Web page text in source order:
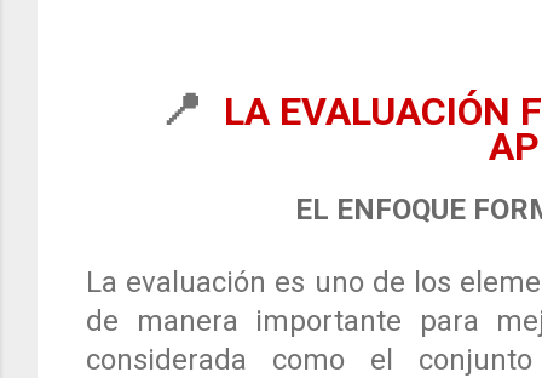
📍 LA EVALUACIÓN
EL ENFOQUE
La evaluación es uno de los
de manera importante para
considerada como el